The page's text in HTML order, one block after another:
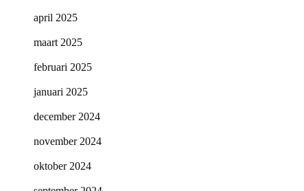
april 2025
maart 2025
februari 2025
januari 2025
december 2024
november 2024
oktober 2024